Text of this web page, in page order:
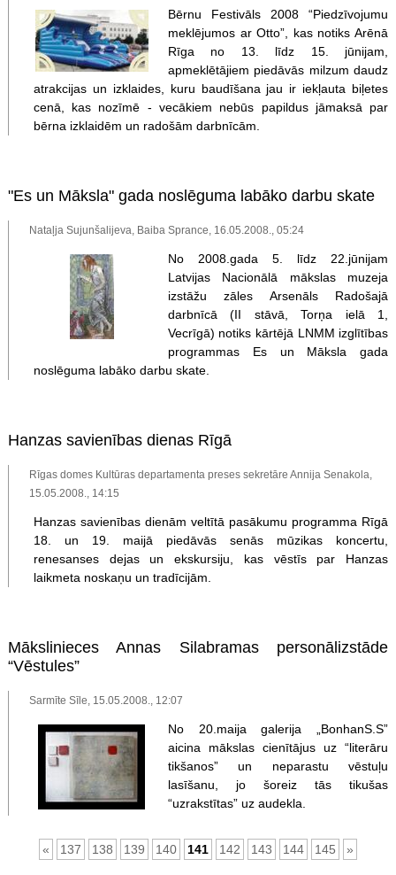
Bērnu Festivāls 2008 “Piedzīvojumu
meklējumos ar Otto”, kas notiks Arēnā
Rīga no 13. līdz 15. jūnijam,
apmeklētājiem piedāvās milzum daudz
atrakcijas un izklaides, kuru baudīšana jau ir iekļauta biļetes
cenā, kas nozīmē - vecākiem nebūs papildus jāmaksā par
bērna izklaidēm un radošām darbnīcām.
"Es un Māksla" gada noslēguma labāko darbu skate
Nataļja Sujunšalijeva, Baiba Sprance, 16.05.2008., 05:24
No 2008.gada 5. līdz 22.jūnijam
Latvijas Nacionālā mākslas muzeja
izstāžu zāles Arsenāls Radošajā
darbnīcā (II stāvā, Torņa ielā 1,
Vecrīgā) notiks kārtējā LNMM izglītības
programmas Es un Māksla gada
noslēguma labāko darbu skate.
Hanzas savienības dienas Rīgā
Rīgas domes Kultūras departamenta preses sekretāre Annija Senakola,
15.05.2008., 14:15
Hanzas savienības dienām veltītā pasākumu programma Rīgā
18. un 19. maijā piedāvās senās mūzikas koncertu,
renesanses dejas un ekskursiju, kas vēstīs par Hanzas
laikmeta noskaņu un tradīcijām.
Mākslinieces Annas Silabramas personālizstāde
“Vēstules”
Sarmīte Sīle, 15.05.2008., 12:07
No 20.maija galerija „BonhanS.S”
aicina mākslas cienītājus uz “literāru
tikšanos” un neparastu vēstuļu
lasīšanu, jo šoreiz tās tikušas
“uzrakstītas” uz audekla.
« 137 138 139 140 141 142 143 144 145 »